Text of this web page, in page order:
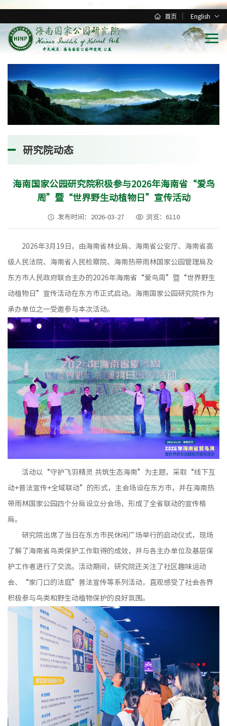
首页 English
研究院动态
海南国家公园研究院积极参与2026年海南省“爱鸟
周”暨“世界野生动植物日”宣传活动
发布时间：2026-03-27 浏览：6110
2026年3月19日，由海南省林业局、海南省公安厅、海南省高
级人民法院、海南省人民检察院、海南热带雨林国家公园管理局及
东方市人民政府联合主办的2026年海南省“爱鸟周”暨“世界野生
动植物日”宣传活动在东方市正式启动。海南国家公园研究院作为
承办单位之一受邀参与本次活动。
活动以“守护飞羽精灵 共筑生态海南”为主题，采取“线下互
动+普法宣传+全域联动”的形式，主会场设在东方市，并在海南热
带雨林国家公园四个分局设立分会场，形成了全省联动的宣传格
局。
研究院出席了当日在东方市民休闲广场举行的启动仪式，现场
了解了海南省鸟类保护工作取得的成效，并与各主办单位及基层保
护工作者进行了交流。活动期间，研究院还关注了社区趣味运动
会、“家门口的法庭”普法宣传等系列活动，直观感受了社会各界
积极参与鸟类和野生动植物保护的良好氛围。